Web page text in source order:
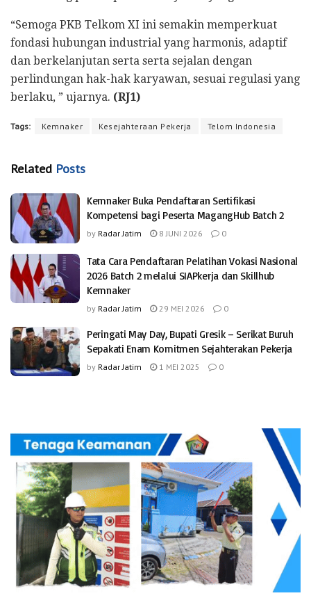
“Semoga PKB Telkom XI ini semakin memperkuat
fondasi hubungan industrial yang harmonis, adaptif
dan berkelanjutan serta serta sejalan dengan
perlindungan hak-hak karyawan, sesuai regulasi yang
berlaku, ” ujarnya. (RJ1)
Tags: Kemnaker Kesejahteraan Pekerja Telom Indonesia
Related Posts
Kemnaker Buka Pendaftaran Sertifikasi
Kompetensi bagi Peserta MagangHub Batch 2
by Radar Jatim 8 JUNI 2026 0
Tata Cara Pendaftaran Pelatihan Vokasi Nasional
2026 Batch 2 melalui SIAPkerja dan Skillhub
Kemnaker
by Radar Jatim 29 MEI 2026 0
Peringati May Day, Bupati Gresik – Serikat Buruh
Sepakati Enam Komitmen Sejahterakan Pekerja
by Radar Jatim 1 MEI 2025 0